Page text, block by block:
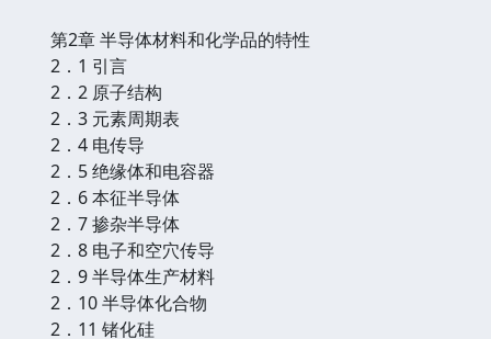
第2章 半导体材料和化学品的特性
2．1 引言
2．2 原子结构
2．3 元素周期表
2．4 电传导
2．5 绝缘体和电容器
2．6 本征半导体
2．7 掺杂半导体
2．8 电子和空穴传导
2．9 半导体生产材料
2．10 半导体化合物
2．11 锗化硅